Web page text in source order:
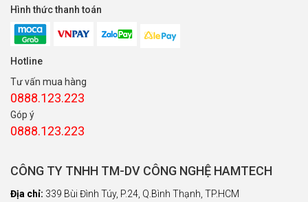
Hình thức thanh toán
Hotline
Tư vấn mua hàng
0888.123.223
Góp ý
0888.123.223
CÔNG TY TNHH TM-DV CÔNG NGHỆ HAMTECH
Địa chỉ: 339 Bùi Đình Túy, P.24, Q.Bình Thạnh, TP.HCM